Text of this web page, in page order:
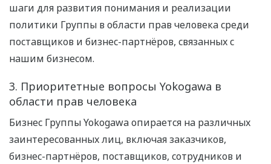
шаги для развития понимания и реализации
политики Группы в области прав человека среди
поставщиков и бизнес-партнёров, связанных с
нашим бизнесом.
3. Приоритетные вопросы Yokogawa в
области прав человека
Бизнес Группы Yokogawa опирается на различных
заинтересованных лиц, включая заказчиков,
бизнес-партнёров, поставщиков, сотрудников и